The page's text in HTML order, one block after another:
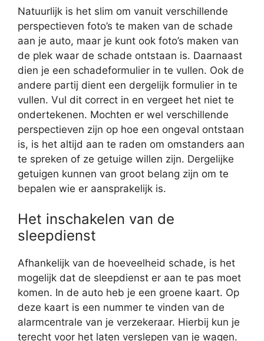
Natuurlijk is het slim om vanuit verschillende
perspectieven foto’s te maken van de schade
aan je auto, maar je kunt ook foto’s maken van
de plek waar de schade ontstaan is. Daarnaast
dien je een schadeformulier in te vullen. Ook de
andere partij dient een dergelijk formulier in te
vullen. Vul dit correct in en vergeet het niet te
ondertekenen. Mochten er wel verschillende
perspectieven zijn op hoe een ongeval ontstaan
is, is het altijd aan te raden om omstanders aan
te spreken of ze getuige willen zijn. Dergelijke
getuigen kunnen van groot belang zijn om te
bepalen wie er aansprakelijk is.
Het inschakelen van de
sleepdienst
Afhankelijk van de hoeveelheid schade, is het
mogelijk dat de sleepdienst er aan te pas moet
komen. In de auto heb je een groene kaart. Op
deze kaart is een nummer te vinden van de
alarmcentrale van je verzekeraar. Hierbij kun je
terecht voor het laten verslepen van je wagen.